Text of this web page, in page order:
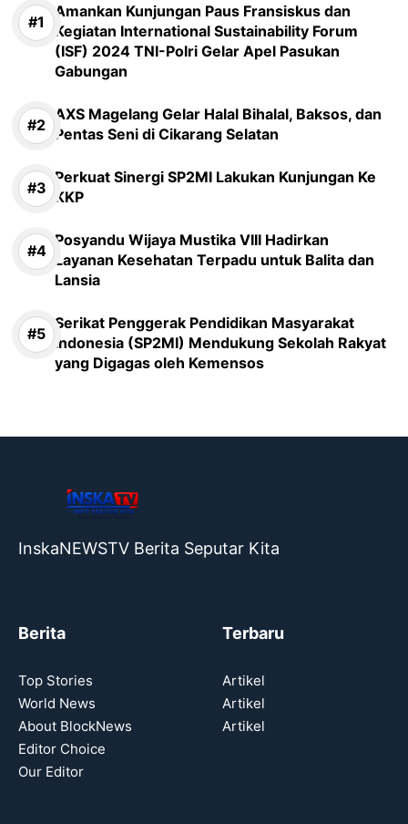
Amankan Kunjungan Paus Fransiskus dan
Kegiatan International Sustainability Forum
(ISF) 2024 TNI-Polri Gelar Apel Pasukan
Gabungan
AXS Magelang Gelar Halal Bihalal, Baksos, dan
Pentas Seni di Cikarang Selatan
Perkuat Sinergi SP2MI Lakukan Kunjungan Ke
KKP
Posyandu Wijaya Mustika VIII Hadirkan
Layanan Kesehatan Terpadu untuk Balita dan
Lansia
Serikat Penggerak Pendidikan Masyarakat
Indonesia (SP2MI) Mendukung Sekolah Rakyat
yang Digagas oleh Kemensos
InskaNEWSTV Berita Seputar Kita
Berita
Top Stories
World News
About BlockNews
Editor Choice
Our Editor
Terbaru
Artikel
Artikel
Artikel